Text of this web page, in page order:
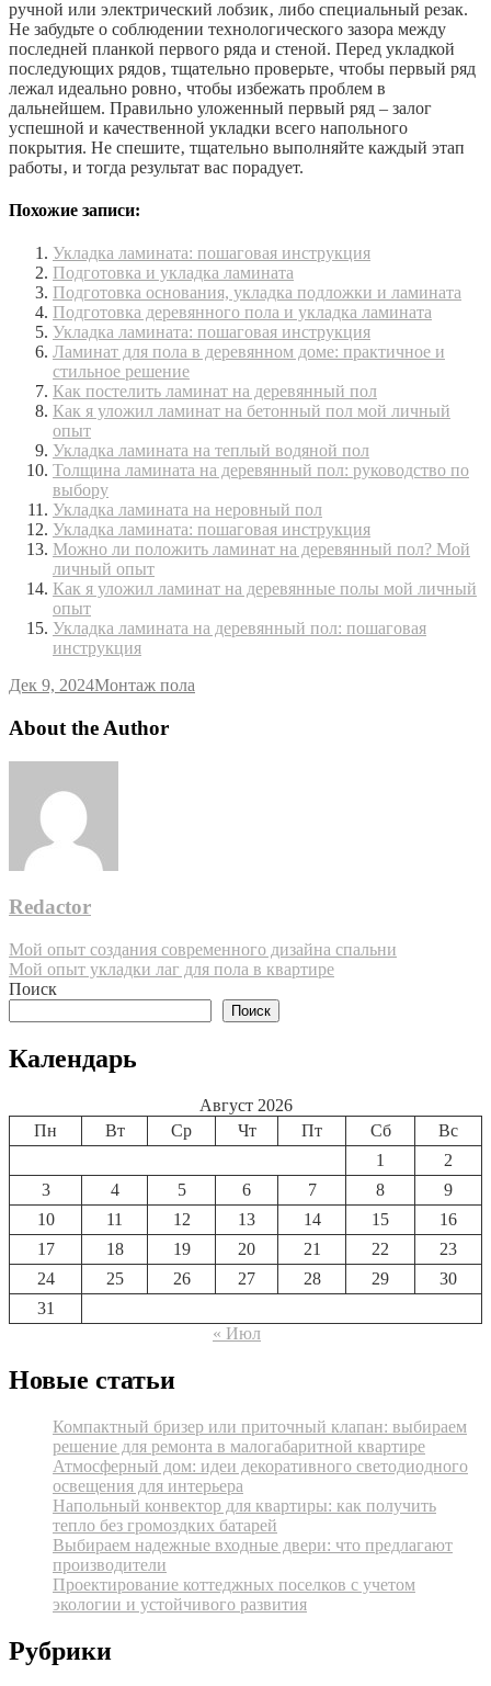
ручной или электрический лобзик‚ либо специальный резак.
Не забудьте о соблюдении технологического зазора между
последней планкой первого ряда и стеной. Перед укладкой
последующих рядов‚ тщательно проверьте‚ чтобы первый ряд
лежал идеально ровно‚ чтобы избежать проблем в
дальнейшем. Правильно уложенный первый ряд – залог
успешной и качественной укладки всего напольного
покрытия. Не спешите‚ тщательно выполняйте каждый этап
работы‚ и тогда результат вас порадует.
Похожие записи:
Укладка ламината: пошаговая инструкция
Подготовка и укладка ламината
Подготовка основания, укладка подложки и ламината
Подготовка деревянного пола и укладка ламината
Укладка ламината: пошаговая инструкция
Ламинат для пола в деревянном доме: практичное и
стильное решение
Как постелить ламинат на деревянный пол
Как я уложил ламинат на бетонный пол мой личный
опыт
Укладка ламината на теплый водяной пол
Толщина ламината на деревянный пол: руководство по
выбору
Укладка ламината на неровный пол
Укладка ламината: пошаговая инструкция
Можно ли положить ламинат на деревянный пол? Мой
личный опыт
Как я уложил ламинат на деревянные полы мой личный
опыт
Укладка ламината на деревянный пол: пошаговая
инструкция
Дек 9, 2024Монтаж пола
About the Author
Redactor
Навигация
по
Мой опыт создания современного дизайна спальни
Мой опыт укладки лаг для пола в квартире
Поиск
Поиск
Календарь
Август 2026
Пн
Вт Ср Чт Пт Сб
Вс
1
2
3
4 5 6 7 8
9
10
11 12 13 14 15
16
17
18 19 20 21 22
23
24
25 26 27 28 29
30
31
« Июл
Новые статьи
Компактный бризер или приточный клапан: выбираем
решение для ремонта в малогабаритной квартире
Атмосферный дом: идеи декоративного светодиодного
освещения для интерьера
Напольный конвектор для квартиры: как получить
тепло без громоздких батарей
Выбираем надежные входные двери: что предлагают
производители
Проектирование коттеджных поселков с учетом
экологии и устойчивого развития
Рубрики